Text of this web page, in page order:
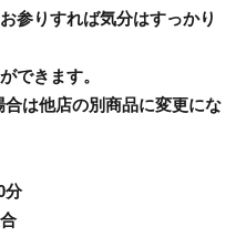
参りすれば気分はすっかり
できます。
は他店の別商品に変更にな
分